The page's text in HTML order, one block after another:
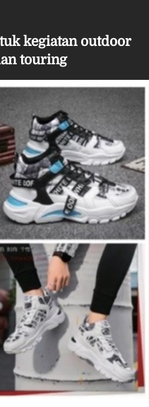
kegiatan outdoor
touring